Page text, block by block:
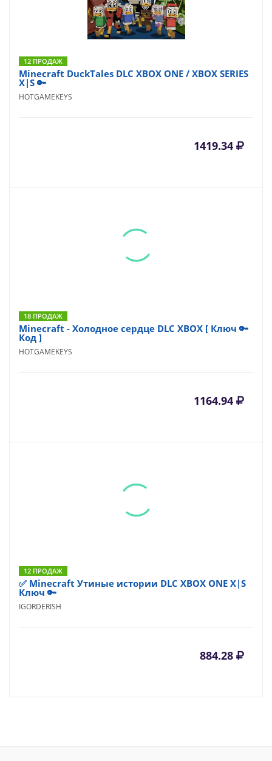
12 ПРОДАЖ
Minecraft DuckTales DLC XBOX ONE / XBOX SERIES
X|S 🔑
HOTGAMEKEYS
1419.34
18 ПРОДАЖ
Minecraft - Холодное сердце DLC XBOX [ Ключ 🔑
Код ]
HOTGAMEKEYS
1164.94
12 ПРОДАЖ
✅ Minecraft Утиные истории DLC XBOX ONE X|S
Ключ 🔑
IGORDERISH
884.28